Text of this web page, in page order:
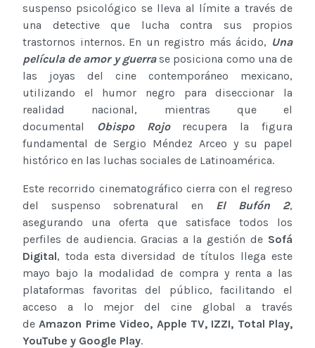
suspenso psicológico se lleva al límite a través de
una detective que lucha contra sus propios
trastornos internos. En un registro más ácido, Una
película de amor y guerrase posiciona como una de
las joyas del cine contemporáneo mexicano,
utilizando el humor negro para diseccionar la
realidad nacional, mientras que el
documental Obispo Rojorecupera la figura
fundamental de Sergio Méndez Arceo y su papel
histórico en las luchas sociales de Latinoamérica.
Este recorrido cinematográfico cierra con el regreso
del suspenso sobrenatural en El Bufón 2,
asegurando una oferta que satisface todos los
perfiles de audiencia. Gracias a la gestión de Sofá
Digital, toda esta diversidad de títulos llega este
mayo bajo la modalidad de compra y renta a las
plataformas favoritas del público, facilitando el
acceso a lo mejor del cine global a través
de Amazon Prime Video, Apple TV, IZZI, Total Play,
YouTube y Google Play.